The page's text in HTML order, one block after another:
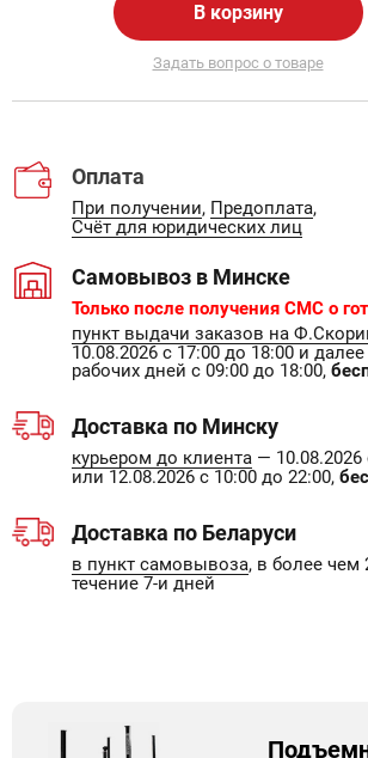
В корзину
Задать вопрос о товаре
Оплата
При получении, Предоплата,
Счёт для юридических лиц
Самовывоз в Минске
Только после получения СМС о
пункт выдачи заказов на
10.08.2026 с 17:00 до 18:00 и
рабочих дней с 09:00 до 18:00,
Доставка по Минску
курьером до клиента — 10.08.2026
или 12.08.2026 с 10:00 до 22:00,
Доставка по Беларуси
в пункт самовывоза, в более чем
течение 7-и дней